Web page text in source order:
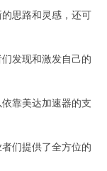
思路和灵感，还可
发现和激发自己的
靠美达加速器的支
们提供了全方位的